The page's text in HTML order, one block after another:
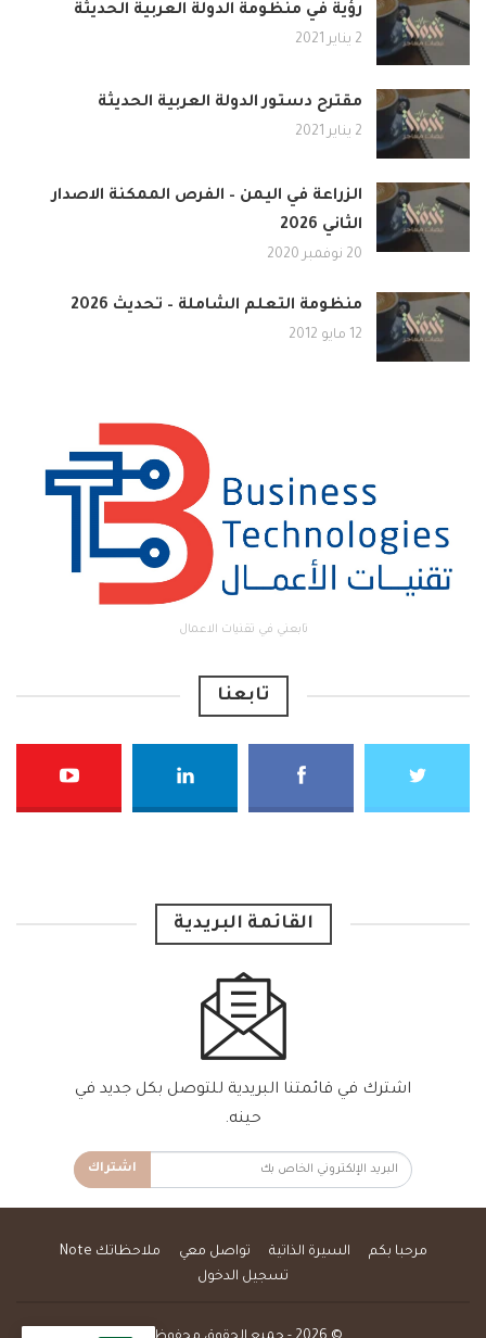
رؤية في منظومة الدولة العربية الحديثة
2 يناير 2021
مقترح دستور الدولة العربية الحديثة
2 يناير 2021
الزراعة في اليمن – الفرص الممكنة الاصدار
الثاني 2026
20 نوفمبر 2020
منظومة التعلم الشاملة – تحديث 2026
12 مايو 2012
تابعني في تقنيات الاعمال
تابعنا
القائمة البريدية
اشترك في قائمتنا البريدية للتوصل بكل جديد في
حينه.
اشتراك
مرحبا بكم السيرة الذاتية تواصل معي
ملاحظاتك Note
تسجيل الدخول